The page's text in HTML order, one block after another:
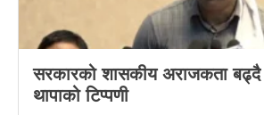
सरकारको शासकीय अराजकता
थापाको टिप्पणी